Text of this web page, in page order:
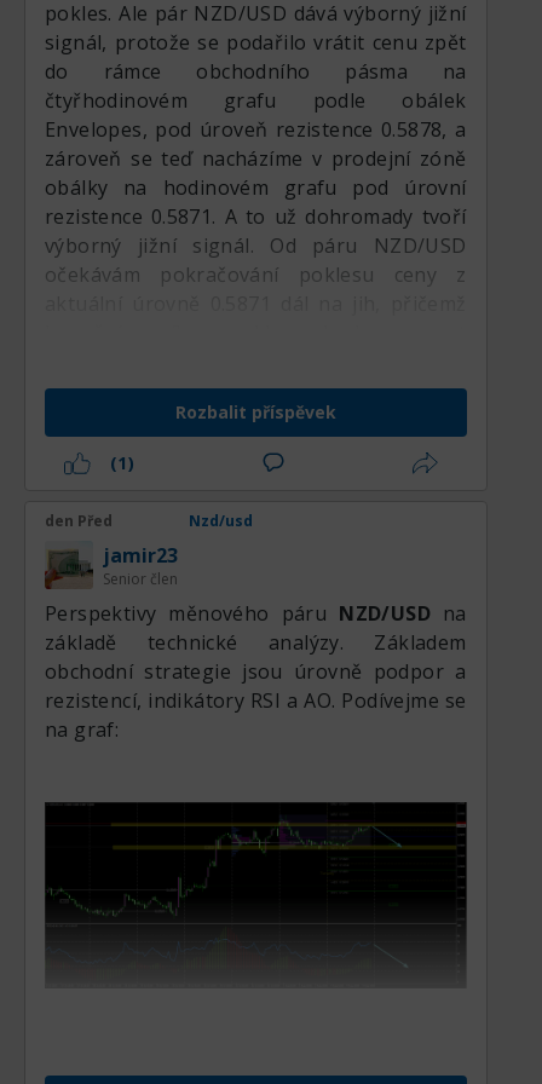
dominanci prodejců a zvýšil
pravděpodobnost korekce směrem k 0,5840
a 0,5820. Celkově zůstává dominantní
technický bias mírně býčí, dokud se cena
drží nad klíčovými podporami, a obchodníci
by měli nadále sledovat sílu amerického
dolaru a globální sentiment k riziku pro
potvrzení dalšího udržitelného pohybu.
Medvědí
short
uzavření
pod
0,5849 /
(200-SMA)
momenta
– prodej
strukturálního
průrazu
po
datech z
trhu
práce NZ.
Short na
Odmítnutí
Taktický
vstup do
short
intradenním
Bullish
– long
uzavření
nad
0,5896
0,5920 /
Reverzní
long na
změnu
trendové
linie –
stropu.
pokles. Ale pár NZD/USD dává výborný jižní
signál, protože se podařilo vrátit cenu zpět
do rámce obchodního pásma na
čtyřhodinovém grafu podle obálek
Envelopes, pod úroveň rezistence 0.5878, a
zároveň se teď nacházíme v prodejní zóně
obálky na hodinovém grafu pod úrovní
rezistence 0.5871. A to už dohromady tvoří
výborný jižní signál. Od páru NZD/USD
očekávám pokračování poklesu ceny z
dnešní čtyřhodinové svíčky nad úrovní
Rozbalit příspěvek
(1)
den Před Nzd/usd
jamir23
Senior člen
Perspektivy měnového páru NZD/USDna
základě technické analýzy. Základem
obchodní strategie jsou úrovně podpor a
rezistencí, indikátory RSI a AO. Podívejme se
na graf: